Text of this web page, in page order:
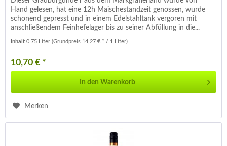
Hand gelesen, hat eine 12h Maischestandzeit genossen, wurde
schonend gepresst und in einem Edelstahltank vergoren mit
anschließendem Feinhefelager bis zu seiner Abfüllung in die...
Inhalt0.75 Liter(Grundpreis 14,27 € * / 1 Liter)
10,70 € *
In den Warenkorb
Merken